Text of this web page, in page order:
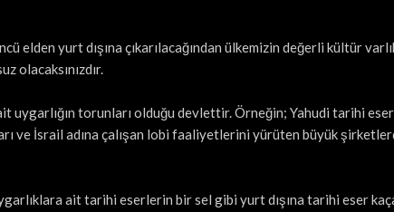
elden yurt dışına çıkarılacağından ülkemizin değerli kültür
olacaksınızdır.
ait uygarlığın torunları olduğu devlettir. Örneğin; Yahudi tarihi
ve İsrail adına çalışan lobi faaliyetlerini yürüten büyük
ait tarihi eserlerin bir sel gibi yurt dışına tarihi eser